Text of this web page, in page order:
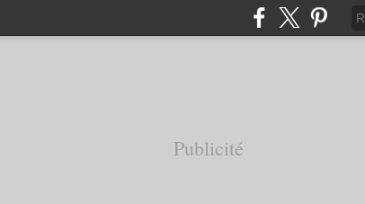
Publicité